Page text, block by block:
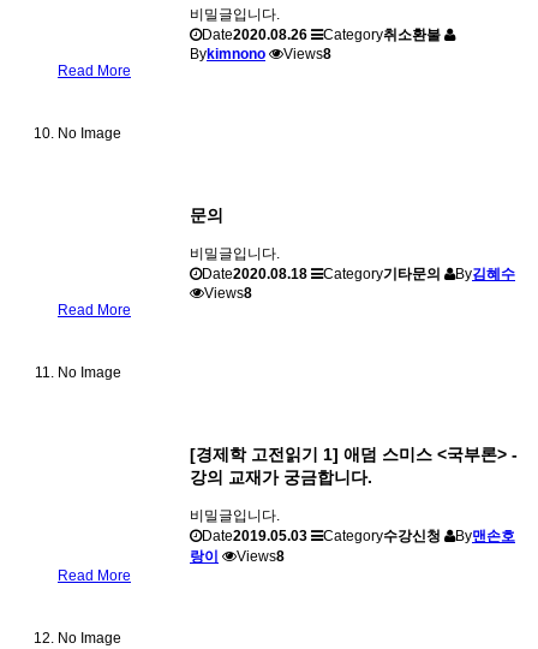
비밀글입니다.
Date2020.08.26 Category취소환불
Bykimnono Views8
Read More
No Image
문의
비밀글입니다.
Date2020.08.18 Category기타문의 By김혜수
Views8
Read More
No Image
[경제학 고전읽기 1] 애덤 스미스 <국부론> -
강의 교재가 궁금합니다.
비밀글입니다.
Date2019.05.03 Category수강신청 By맨손호
랑이
Views8
Read More
No Image